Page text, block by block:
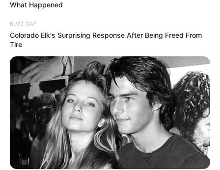
FNS liberaráR$896 milhões para pagamento do Incentivo dos
What Happened
BUZZ DAY
Colorado Elk's Surprising Response After Being Freed From
Tire